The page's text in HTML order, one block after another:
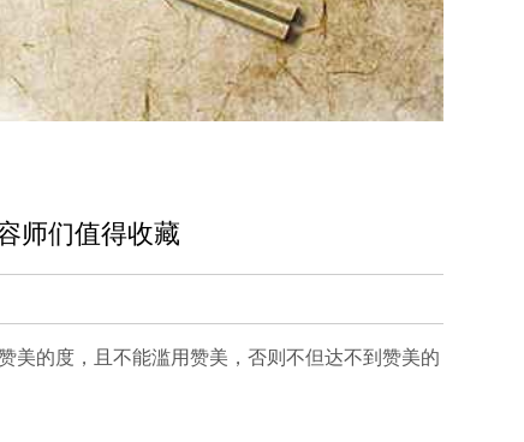
师们值得收藏
美的度，且不能滥用赞美，否则不但达不到赞美的